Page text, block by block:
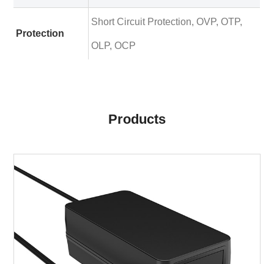
Protection
Short Circuit Protection, OVP, OTP,
OLP, OCP
Products